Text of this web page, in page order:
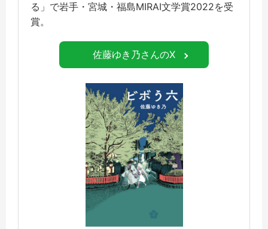
る」で岩手・宮城・福島MIRAI文学賞2022を受
賞。
佐藤ゆき乃さんのX